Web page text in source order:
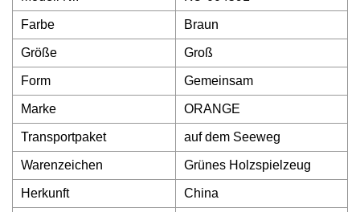
Farbe Braun
Größe Groß
Form Gemeinsam
Marke ORANGE
Transportpaket auf dem Seeweg
Warenzeichen Grünes Holzspielzeug
Herkunft China